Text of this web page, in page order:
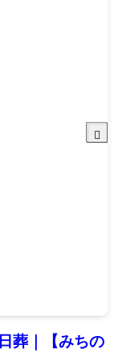
葬｜【みちの